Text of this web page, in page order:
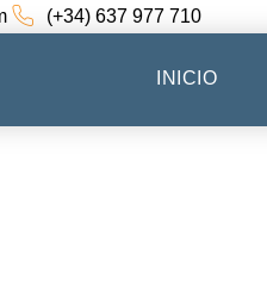
(+34) 637 977 710
INICIO